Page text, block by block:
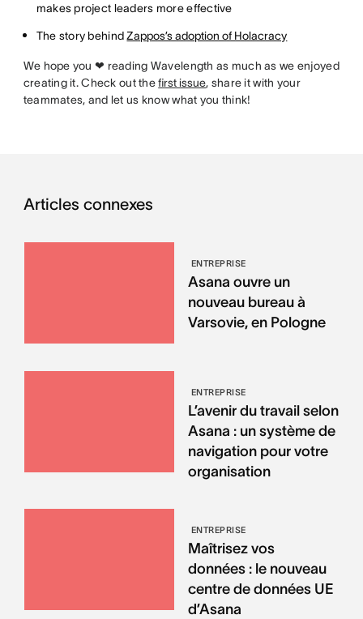
makes project leaders more effective
The story behindZappos’s adoption of Holacracy
We hope you ❤ reading Wavelength as much as we enjoyed
creating it. Check out thefirst issue, share it with your
teammates, and let us know what you think!
Articles connexes
ENTREPRISE
Asana ouvre un
nouveau bureau à
Varsovie, en Pologne
ENTREPRISE
L’avenir du travail selon
Asana : un système de
navigation pour votre
organisation
ENTREPRISE
Maîtrisez vos
données : le nouveau
centre de données UE
d’Asana